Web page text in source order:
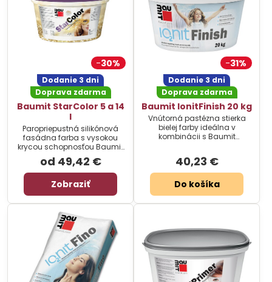
30%
Dodanie 3 dni
Doprava zdarma
Baumit StarColor 5 a 14
l
Paropriepustná silikónová
fasádna farba s vysokou
krycou schopnosťou Baumit
Star Color. Cena za balenie.
od 49,42 €
Zobraziť
31%
Dodanie 3 dni
Doprava zdarma
Baumit IonitFinish 20 kg
Vnútorná pastézna stierka
bielej farby ideálna v
kombinácii s Baumit
40,23 €
Do košíka